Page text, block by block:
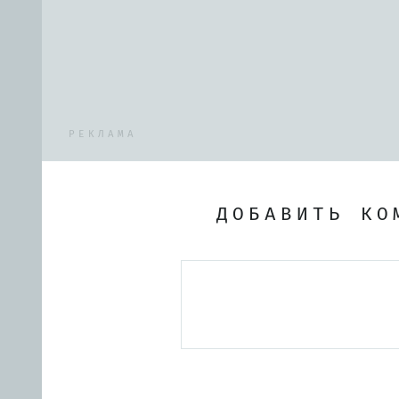
РЕКЛАМА
ДОБАВИТЬ